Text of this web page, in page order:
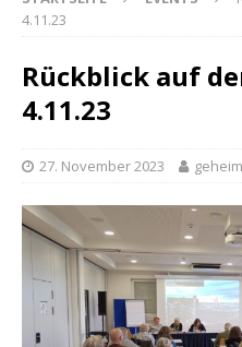
4.11.23
Rückblick auf
4.11.23
27. November 2023 geheim